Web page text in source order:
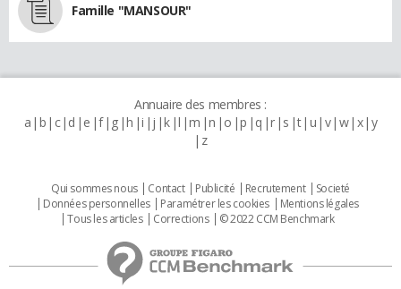
Famille "MANSOUR"
Annuaire des membres :
a b c d e f g h i j k l m n o p q r s t u v w x y
z
Qui sommes nous Contact Publicité Recrutement
Societé
Données personnelles
Paramétrer les cookies
Mentions légales
Tous les articles
Corrections © 2022 CCM Benchmark